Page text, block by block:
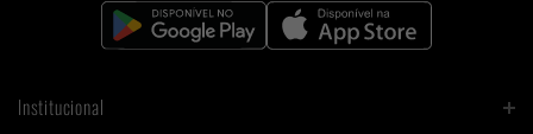
Institucional